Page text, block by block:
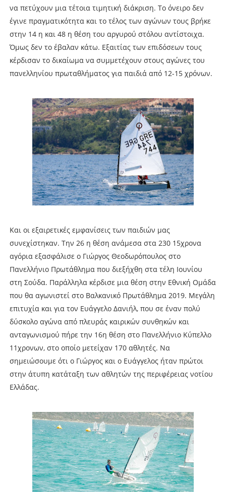
να πετύχουν μια τέτοια τιμητική διάκριση. Το όνειρο δεν
έγινε πραγματικότητα και το τέλος των αγώνων τους βρήκε
στην 14 η και 48 η θέση του αργυρού στόλου αντίστοιχα.
Όμως δεν το έβαλαν κάτω. Εξαιτίας των επιδόσεων τους
κέρδισαν το δικαίωμα να συμμετέχουν στους αγώνες του
πανελληνίου πρωταθλήματος για παιδιά από 12-15 χρόνων.
Και οι εξαιρετικές εμφανίσεις των παιδιών μας
συνεχίστηκαν. Την 26 η θέση ανάμεσα στα 230 15χρονα
αγόρια εξασφάλισε ο Γιώργος Θεοδωρόπουλος στο
Πανελλήνιο Πρωτάθλημα που διεξήχθη στα τέλη Ιουνίου
στη Σούδα. Παράλληλα κέρδισε μια θέση στην Εθνική Ομάδα
που θα αγωνιστεί στο Βαλκανικό Πρωτάθλημα 2019. Μεγάλη
επιτυχία και για τον Ευάγγελο Δανιήλ, που σε έναν πολύ
δύσκολο αγώνα από πλευράς καιρικών συνθηκών και
ανταγωνισμού πήρε την 16η θέση στο Πανελλήνιο Κύπελλο
11χρονων, στο οποίο μετείχαν 170 αθλητές. Να
σημειώσουμε ότι ο Γιώργος και ο Ευάγγελος ήταν πρώτοι
στην άτυπη κατάταξη των αθλητών της περιφέρειας νοτίου
Ελλάδας.